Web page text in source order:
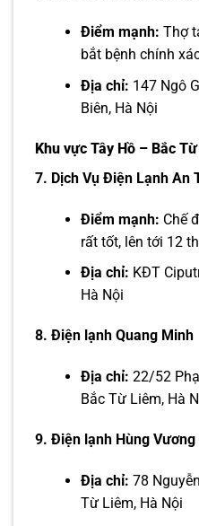
Điểm mạnh: Thợ
bắt bệnh chính
Địa chỉ: 147 Ngô
Biên, Hà Nội
Khu vực Tây Hồ – Bắc
7. Dịch Vụ Điện Lạnh An
Điểm mạnh: Chế
rất tốt, lên tới 12
Địa chỉ: KĐT
Hà Nội
8. Điện lạnh Quang Minh
Địa chỉ: 22/52
Bắc Từ Liêm, Hà
9. Điện lạnh Hùng Vương
Địa chỉ: 78
Từ Liêm, Hà Nội